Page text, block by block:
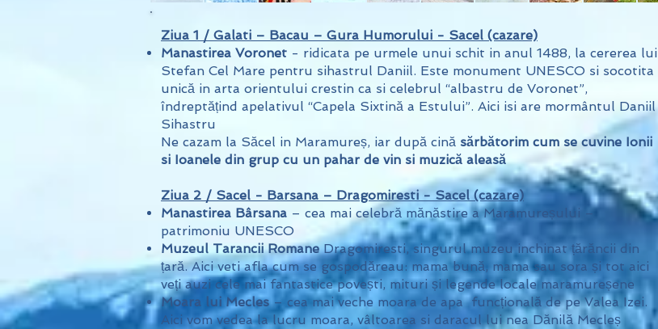
Ziua 1 / Galati – Bacau – Gura Humorului - Sacel (cazare)
Manastirea Voronet - ridicata pe urmele unui schit in anul 1488, la cererea lui
Stefan Cel Mare pentru sihastrul Daniil. Este monument UNESCO si socotita
unică in arta orientului crestin ca si celebrul “albastru de Voronet”,
îndreptățind apelativul “Capela Sixtină a Estului”. Aici isi are mormântul Daniil
Sihastru
Ne cazam la Săcel in Maramureș, iar după cină sărbătorim cum se cuvine Ionii
si Ioanele din grup cu un pahar de vin si muzică aleasă
Ziua 2 / Sacel - Barsana – Dragomiresti - Sacel (cazare)
Manastirea Bârsana – cea mai celebră mănăstire a Maramureșului –
patrimoniu UNESCO
Muzeul Tarancii RomaneDragomiresti, singurul muzeu inchinat țărăncii din
țară. Aici veti afla cum se gospodăreau: mama bună, mama sau sora și tot aici
veți auzi cele mai fantastice povești, mituri și legende locale maramureșene
Moara lui Mecles– cea mai veche moara de apa funcțională de pe Valea Izei.
Aici vom vedea la lucru moara, vâltoarea si daracul lui nea Dănilă Mecleș